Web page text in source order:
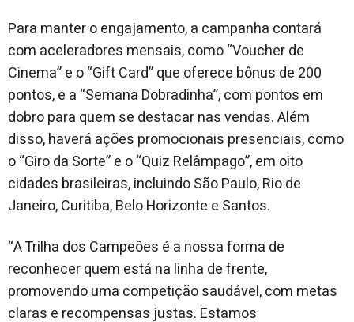
Para manter o engajamento, a campanha contará
com aceleradores mensais, como “Voucher de
Cinema” e o “Gift Card” que oferece bônus de 200
pontos, e a “Semana Dobradinha”, com pontos em
dobro para quem se destacar nas vendas. Além
disso, haverá ações promocionais presenciais, como
o “Giro da Sorte” e o “Quiz Relâmpago”, em oito
cidades brasileiras, incluindo São Paulo, Rio de
Janeiro, Curitiba, Belo Horizonte e Santos.
“A Trilha dos Campeões é a nossa forma de
reconhecer quem está na linha de frente,
promovendo uma competição saudável, com metas
claras e recompensas justas. Estamos